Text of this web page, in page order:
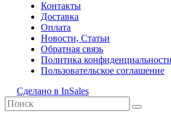
Контакты
Доставка
Оплата
Новости, Статьи
Обратная связь
Политика конфиденциальности
Пользовательское соглашение
Сделано в InSales